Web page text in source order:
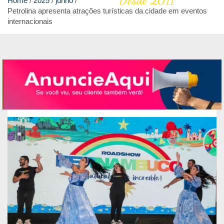
Petrolina apresenta atrações turísticas da cidade em eventos
internacionais